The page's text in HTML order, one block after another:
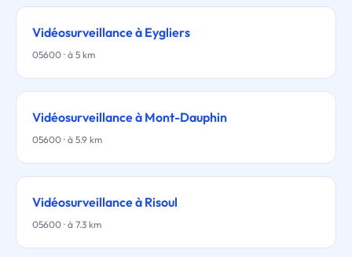
Vidéosurveillance à Eygliers
05600 · à 5 km
Vidéosurveillance à Mont-Dauphin
05600 · à 5.9 km
Vidéosurveillance à Risoul
05600 · à 7.3 km